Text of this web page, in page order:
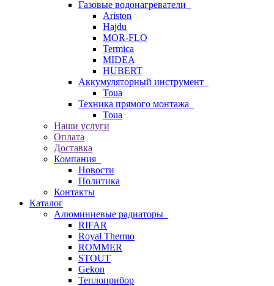
Газовые водонагреватели
Ariston
Hajdu
MOR-FLO
Termica
MIDEA
HUBERT
Аккумуляторный инструмент
Toua
Техника прямого монтажа
Toua
Наши услуги
Оплата
Доставка
Компания
Новости
Политика
Контакты
Каталог
Алюминиевые радиаторы
RIFAR
Royal Thermo
ROMMER
STOUT
Gekon
Теплоприбор